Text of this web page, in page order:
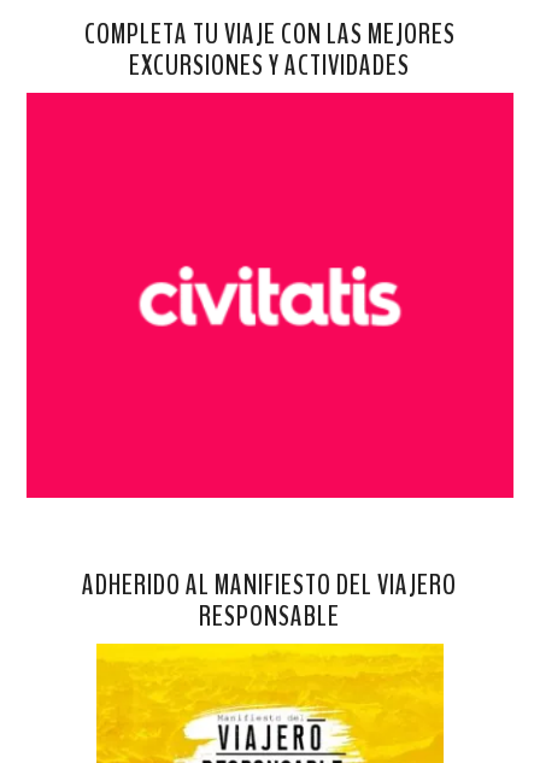
COMPLETA TU VIAJE CON LAS MEJORES
EXCURSIONES Y ACTIVIDADES
ADHERIDO AL MANIFIESTO DEL VIAJERO
RESPONSABLE